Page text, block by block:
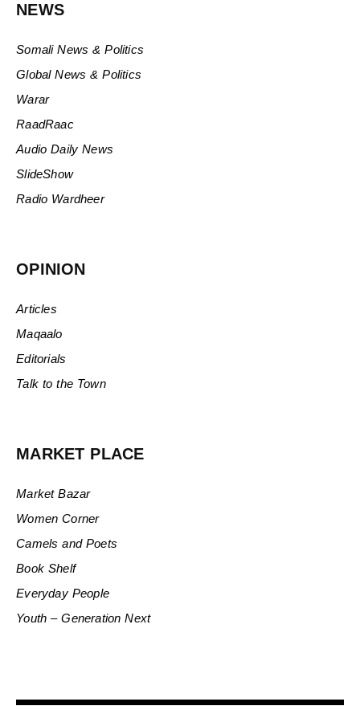
NEWS
Somali News & Politics
Global News & Politics
Warar
RaadRaac
Audio Daily News
SlideShow
Radio Wardheer
OPINION
Articles
Maqaalo
Editorials
Talk to the Town
MARKET PLACE
Market Bazar
Women Corner
Camels and Poets
Book Shelf
Everyday People
Youth – Generation Next